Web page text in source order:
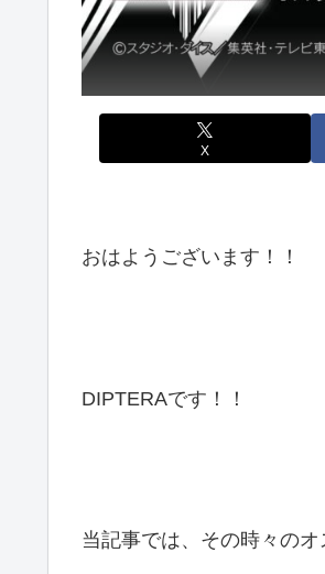
X
おはようございます！！
DIPTERAです！！
当記事では、その時々の